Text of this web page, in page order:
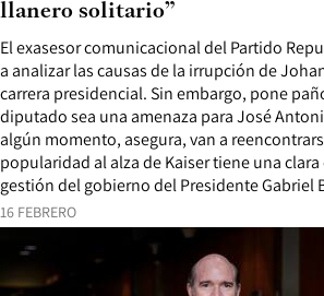
16 FEBRERO
El exasesor comunicacional del Partido
a analizar las causas de la irrupción de
carrera presidencial. Sin embargo, pone
diputado sea una amenaza para José
algún momento, asegura, van a
popularidad al alza de Kaiser tiene una
gestión del gobierno del Presidente Gabriel
llanero solitario”